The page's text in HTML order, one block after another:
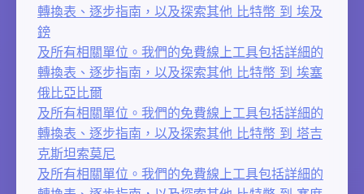
轉換表、逐步指南，以及探索其他 比特幣 到 埃及
鎊
及所有相關單位。我們的免費線上工具包括詳細的
轉換表、逐步指南，以及探索其他 比特幣 到 埃塞
俄比亞比爾
及所有相關單位。我們的免費線上工具包括詳細的
轉換表、逐步指南，以及探索其他 比特幣 到 塔吉
克斯坦索莫尼
及所有相關單位。我們的免費線上工具包括詳細的